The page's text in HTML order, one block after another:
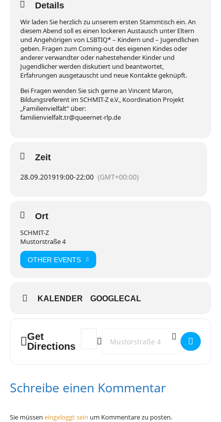
Details
Wir laden Sie herzlich zu unserem ersten Stammtisch ein. An
diesem Abend soll es einen lockeren Austausch unter Eltern
und Angehörigen von LSBTIQ* – Kindern und – Jugendlichen
geben. Fragen zum Coming-out des eigenen Kindes oder
anderer verwandter oder nahestehender Kinder und
Jugendlicher werden diskutiert und beantwortet,
Erfahrungen ausgetauscht und neue Kontakte geknüpft.
Bei Fragen wenden Sie sich gerne an Vincent Maron,
Bildungsreferent im SCHMIT-Z e.V., Koordination Projekt
„Familienvielfalt“ über:
familienvielfalt.tr@queernet-rlp.de
Zeit
28.09.201919:00-22:00 (GMT+00:00)
Ort
SCHMIT-Z
Mustorstraße 4
OTHER EVENTS
KALENDER GOOGLECAL
Get
Directions
Address - Stammtisch für Eltern von
Destination Address - Stammtisch
Schreibe einen Kommentar
Sie müssen eingeloggt sein um Kommentare zu posten.